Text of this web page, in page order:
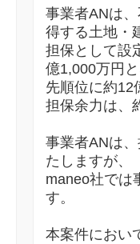
事業者ANは
得する土地・
担保として設
億1,000万円
先順位に約12
担保余力は、
事業者ANは
たしますが、
maneo社では
す。
本案件におい